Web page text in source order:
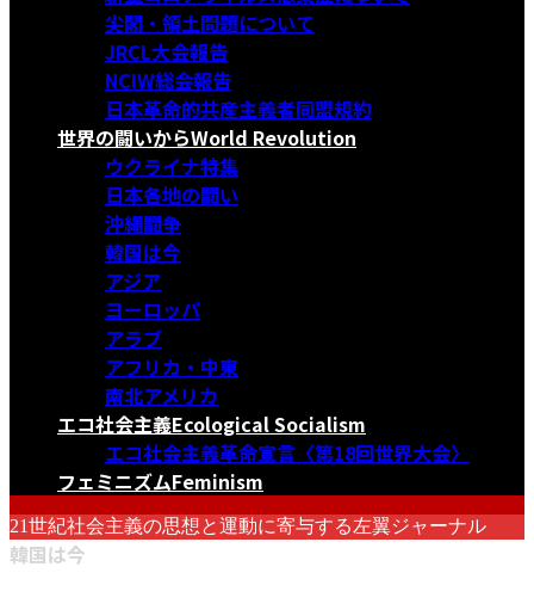
尖閣・領土問題について
JRCL大会報告
NCIW総会報告
日本革命的共産主義者同盟規約
世界の闘いからWorld Revolution
ウクライナ特集
日本各地の闘い
沖縄闘争
韓国は今
アジア
ヨーロッパ
アラブ
アフリカ・中東
南北アメリカ
エコ社会主義Ecological Socialism
エコ社会主義革命宣言〈第18回世界大会〉
フェミニズムFeminism
21世紀社会主義の思想と運動に寄与する左翼ジャーナル
韓国は今